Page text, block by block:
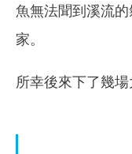
魚無法聞到溪流
家。
所幸後來下了幾